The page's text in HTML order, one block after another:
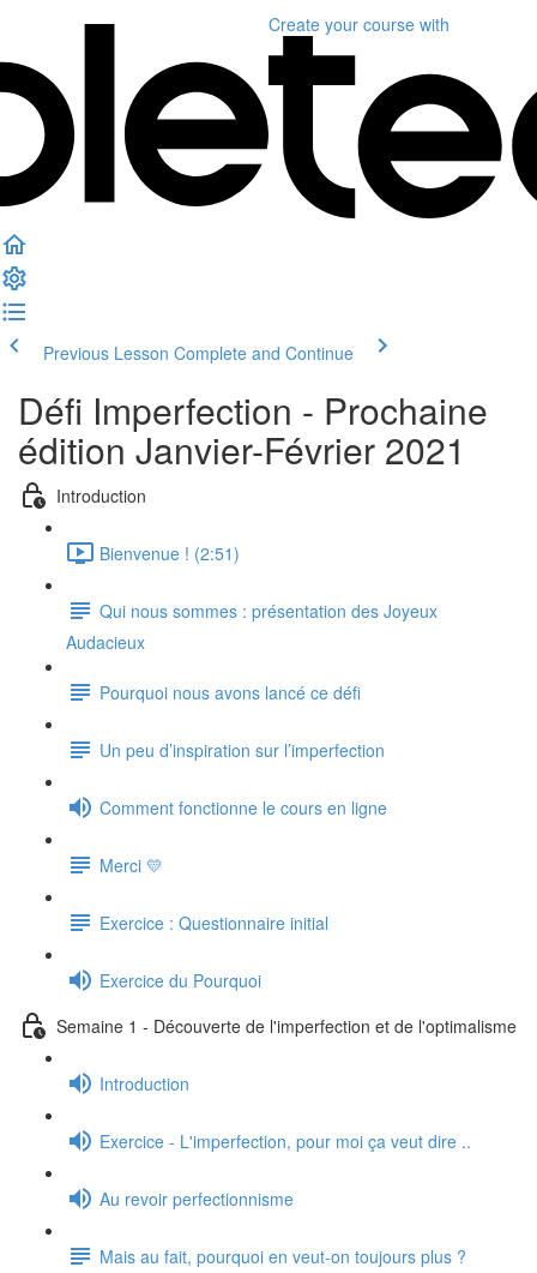
Create your course with
Previous Lesson Complete and Continue
Défi Imperfection - Prochaine
édition Janvier-Février 2021
Introduction
Bienvenue ! (2:51)
Qui nous sommes : présentation des Joyeux
Audacieux
Pourquoi nous avons lancé ce défi
Un peu d’inspiration sur l’imperfection
Comment fonctionne le cours en ligne
Merci 💛
Exercice : Questionnaire initial
Exercice du Pourquoi
Semaine 1 - Découverte de l'imperfection et de l'optimalisme
Introduction
Exercice - L'imperfection, pour moi ça veut dire ..
Au revoir perfectionnisme
Mais au fait, pourquoi en veut-on toujours plus ?